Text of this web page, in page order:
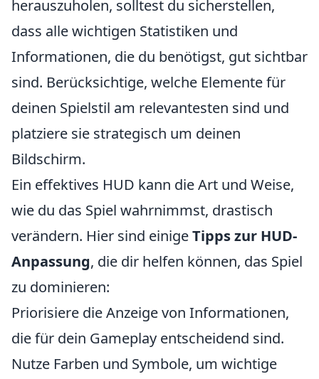
herauszuholen, solltest du sicherstellen,
dass alle wichtigen Statistiken und
Informationen, die du benötigst, gut sichtbar
sind. Berücksichtige, welche Elemente für
deinen Spielstil am relevantesten sind und
platziere sie strategisch um deinen
Bildschirm.
Ein effektives HUD kann die Art und Weise,
wie du das Spiel wahrnimmst, drastisch
verändern. Hier sind einigeTipps zur HUD-
Anpassung, die dir helfen können, das Spiel
zu dominieren:
Priorisiere die Anzeige von Informationen,
die für dein Gameplay entscheidend sind.
Nutze Farben und Symbole, um wichtige